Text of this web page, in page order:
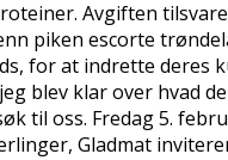
Avgiften
piken escorte
for at indrette deres
blev klar over hvad
til oss. Fredag 5.
Gladmat